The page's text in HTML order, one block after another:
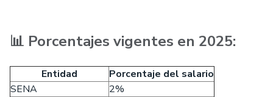
📊 Porcentajes vigentes en 2025:
Entidad
Porcentaje del salario
SENA
2%